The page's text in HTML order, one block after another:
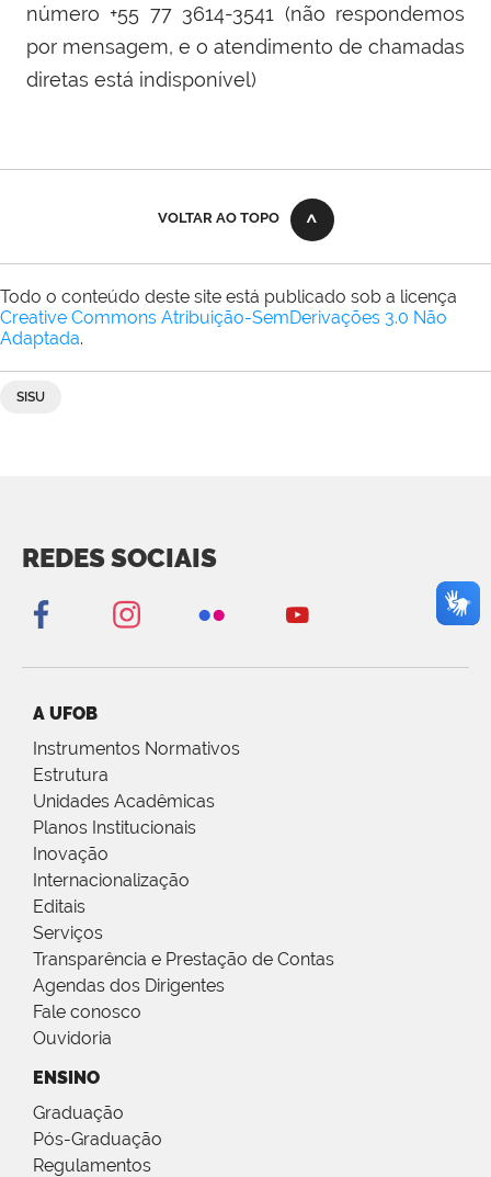
número +55 77 3614-3541 (não respondemos
por mensagem, e o atendimento de chamadas
diretas está indisponível)
VOLTAR AO TOPO
Todo o conteúdo deste site está publicado sob a licença
Creative Commons Atribuição-SemDerivações 3.0 Não
Adaptada.
SISU
REDES SOCIAIS
A UFOB
Instrumentos Normativos
Estrutura
Unidades Acadêmicas
Planos Institucionais
Inovação
Internacionalização
Editais
Serviços
Transparência e Prestação de Contas
Agendas dos Dirigentes
Fale conosco
Ouvidoria
ENSINO
Graduação
Pós-Graduação
Regulamentos